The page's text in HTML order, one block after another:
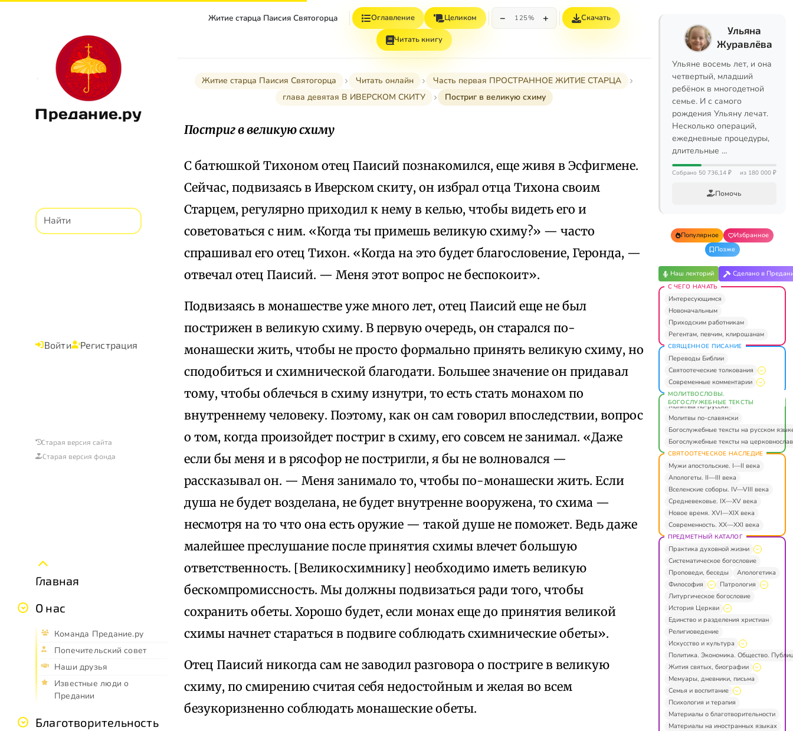
Предание.ру
Войти Регистрация
Старая версия сайта
Старая версия фонда
Главная
О нас
Команда Предание.ру
Попечительский совет
Наши друзья
Известные люди о
Предании
Благотворительность
Житие старца Паисия Святогорца Оглавление Целиком − 125% + Скачать
Читать книгу
Житие старца Паисия Святогорца Читать онлайн
Часть первая ПРОСТРАННОЕ ЖИТИЕ СТАРЦА
глава девятая В ИВЕРСКОМ СКИТУ
Постриг в великую схиму
Постриг в великую схиму
С батюшкой Тихоном отец Паисий познакомился, еще живя в Эсфигмене.
Сейчас, подвизаясь в Иверском скиту, он избрал отца Тихона своим
Старцем, регулярно приходил к нему в келью, чтобы видеть его и
советоваться с ним. «Когда ты примешь великую схиму?» — часто
спрашивал его отец Тихон. «Когда на это будет благословение, Геронда, —
отвечал отец Паисий. — Меня этот вопрос не беспокоит».
Подвизаясь в монашестве уже много лет, отец Паисий еще не был
пострижен в великую схиму. В первую очередь, он старался по-
монашески жить, чтобы не просто формально принять великую схиму, но
сподобиться и схимнической благодати. Большее значение он придавал
тому, чтобы облечься в схиму изнутри, то есть стать монахом по
внутреннему человеку. Поэтому, как он сам говорил впоследствии, вопрос
о том, когда произойдет постриг в схиму, его совсем не занимал. «Даже
если бы меня и в рясофор не постригли, я бы не волновался —
рассказывал он. — Меня занимало то, чтобы по-монашески жить. Если
душа не будет возделана, не будет внутренне вооружена, то схима —
несмотря на то что она есть оружие — такой душе не поможет. Ведь даже
малейшее преслушание после принятия схимы влечет большую
ответственность. [Великосхимнику] необходимо иметь великую
бескомпромиссность. Мы должны подвизаться ради того, чтобы
сохранить обеты. Хорошо будет, если монах еще до принятия великой
схимы начнет стараться в подвиге соблюдать схимнические обеты».
Отец Паисий никогда сам не заводил разговора о постриге в великую
схиму, по смирению считая себя недостойным и желая во всем
безукоризненно соблюдать монашеские обеты.
Ульяна
Журавлёва
Ульяне восемь лет, и она
четвертый, младший
ребёнок в многодетной
семье. И с самого
рождения Ульяну лечат.
Несколько операций,
ежедневные процедуры,
длительные …
Собрано 50 736,14 ₽ из 180 000 ₽
Помочь
Популярное
Избранное
Позже
Наш лекторий Сделано в
С ЧЕГО НАЧАТЬ
Интересующимся
Новоначальным
Приходским работникам
Регентам, певчим, клирошанам
СВЯЩЕННОЕ ПИСАНИЕ
Переводы Библии
Святоотеческие толкования
Современные комментарии
МОЛИТВОСЛОВЫ.
БОГОСЛУЖЕБНЫЕ ТЕКСТЫ
Молитвы по-русски
Молитвы по-славянски
Богослужебные тексты на русском
Богослужебные тексты на
СВЯТООТЕЧЕСКОЕ НАСЛЕДИЕ
Мужи апостольские. I—II века
Апологеты. II—III века
Вселенские соборы. IV—VIII века
Средневековье. IX—XV века
Новое время. XVI—XIX века
Современность. XX—XXI века
ПРЕДМЕТНЫЙ КАТАЛОГ
Практика духовной жизни
Систематическое богословие
Проповеди, беседы
Апологетика
Философия
Патрология
Литургическое богословие
История Церкви
Единство и разделения христиан
Религиоведение
Искусство и культура
Политика. Экономика. Общество.
Жития святых, биографии
Мемуары, дневники, письма
Семья и воспитание
Психология и терапия
Материалы о благотворительности
Материалы на иностранных языках